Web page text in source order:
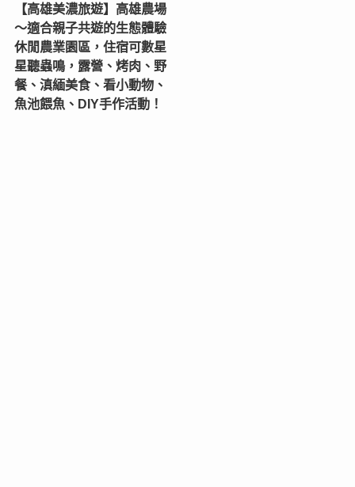
【高雄美濃旅遊】高雄農場
〜適合親子共遊的生態體驗
休閒農業園區，住宿可數星
星聽蟲鳴，露營、烤肉、野
餐、滇緬美食、看小動物、
魚池餵魚、DIY手作活動！